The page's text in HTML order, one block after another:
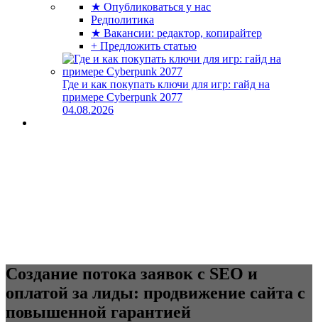
★ Опубликоваться у нас
Редполитика
★ Вакансии: редактор, копирайтер
+ Предложить статью
Где и как покупать ключи для игр: гайд на
примере Cyberpunk 2077
04.08.2026
Создание потока заявок с SEO и
оплатой за лиды: продвижение сайта с
повышенной гарантией